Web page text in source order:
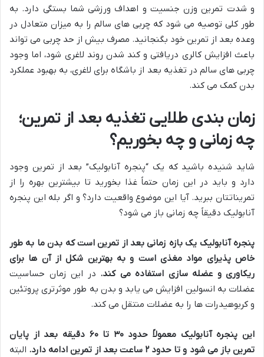
و شدت تمرین وزن جنسیت و اهداف ورزشی شما بستگی دارد. به
طور کلی توصیه می شود که چربی های سالم را به میزان متعادل در
وعده بعد از تمرین خود بگنجانید. مصرف بیش از حد چربی می ‌تواند
باعث افزایش کالری دریافتی و کند شدن روند لاغری شود، اما وجود
چربی ‌های سالم در تغذیه بعد از باشگاه برای لاغری، به بهبود عملکرد
بدن کمک می ‌کند.
زمان بندی طلایی تغذیه بعد از تمرین؛
چه زمانی و چه بخوریم؟
شاید شنیده باشید که یک “پنجره آنابولیک” بعد از تمرین وجود
دارد و باید در این زمان حتماً غذا بخورید تا بیشترین بهره را از
تمریناتتان ببرید. آیا این موضوع واقعیت دارد؟ و اگر بله این پنجره
آنابولیک دقیقاً چه زمانی باز می شود؟
پنجره آنابولیک یک بازه زمانی بعد از تمرین است که بدن ما به طور
خاص پذیرای مواد مغذی است و به بهترین شکل از آن ها برای
ریکاوری و عضله سازی استفاده می کند. در این زمان حساسیت
عضلات به انسولین افزایش می یابد و بدن به طور موثرتری پروتئین
و کربوهیدرات ها را به عضلات منتقل می کند.
این پنجره آنابولیک معمولاً حدود۳۰ تا۶۰ دقیقه بعد از پایان
تمرین باز می شود و تا حدود۲ ساعت بعد از تمرین ادامه دارد. البته